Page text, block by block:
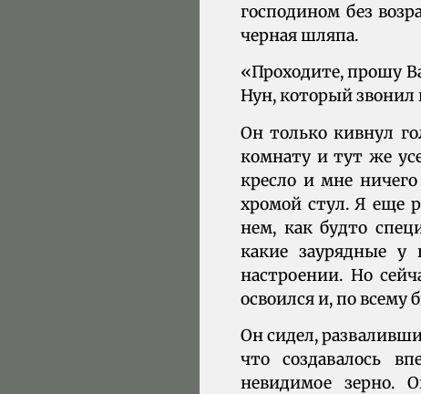
господином без
черная шляпа.
«Проходите, прошу
Нун, который звонил
Он только кивнул
комнату и тут же
кресло и мне ничего
хромой стул. Я еще
нем, как будто
какие заурядные
настроении. Но
освоился и, по всему
Он сидел,
что создавалось
невидимое зерно.